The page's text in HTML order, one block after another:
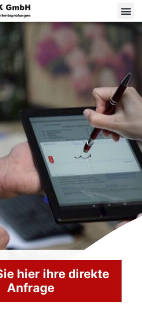
hier ihre direkte
Anfrage